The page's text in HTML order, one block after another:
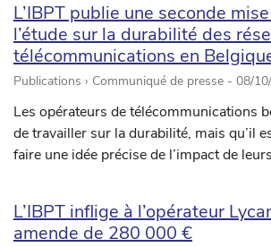
L’IBPT publie une seconde
l’étude sur la durabilité des
télécommunications en
Publications › Communiqué de presse - 08/
Les opérateurs de télécommunications
de travailler sur la durabilité, mais qu’il
faire une idée précise de l’impact de
L’IBPT inflige à l’opérateur
amende de 280 000 €